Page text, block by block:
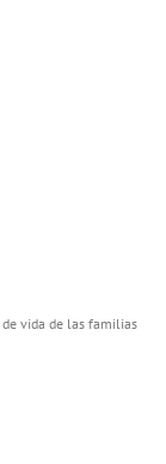
vida de las familias